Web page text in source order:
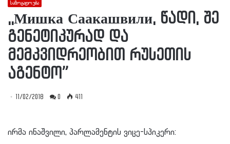
საზოგადოება
,,Мишка Саакашвили, წადი, შე
გენეტიკურად და
მემკვიდრეობით რუსეთის
აგენტო”
11/02/2018 0 411
ირმა ინაშვილი, პარლამენტის ვიცე-სპიკერი: